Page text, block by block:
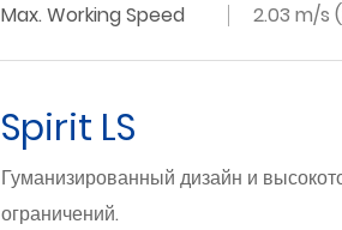
Max. Working Speed
2.03 m/s
Spirit LS
Гуманизированный дизайн и
ограничений.